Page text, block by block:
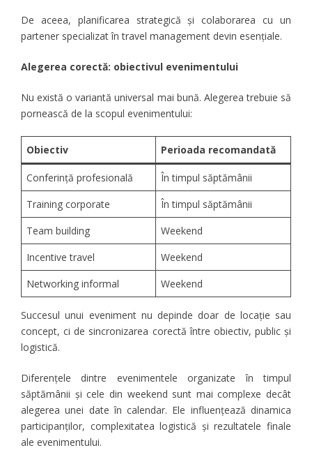
De aceea, planificarea strategică și colaborarea cu un
partener specializat în travel management devin esențiale.
Alegerea corectă: obiectivul evenimentului
Nu există o variantă universal mai bună. Alegerea trebuie să
pornească de la scopul evenimentului:
Obiectiv Perioada recomandată
Conferință profesională
În timpul săptămânii
Training corporate
În timpul săptămânii
Team building
Weekend
Incentive travel
Weekend
Networking informal
Weekend
Succesul unui eveniment nu depinde doar de locație sau
concept, ci de sincronizarea corectă între obiectiv, public și
logistică.
Diferențele dintre evenimentele organizate în timpul
săptămânii și cele din weekend sunt mai complexe decât
alegerea unei date în calendar. Ele influențează dinamica
participanților, complexitatea logistică și rezultatele finale
ale evenimentului.